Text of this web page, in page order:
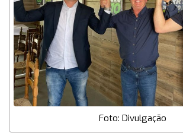
Foto: Divulgação